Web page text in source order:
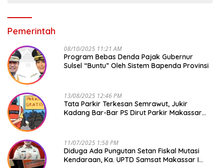
Pemerintah
08/10/2025 11:21 AM
Program Bebas Denda Pajak Gubernur
Sulsel “Buntu” Oleh Sistem Bapenda Provinsi
13/08/2025 12:46 PM
Tata Parkir Terkesan Semrawut, Jukir
Kadang Bar-Bar PS Dirut Parkir Makassar
11/07/2025 1:58 PM
Diduga Ada Pungutan Setan Fiskal Mutasi
Kendaraan, Ka. UPTD Samsat Makassar I